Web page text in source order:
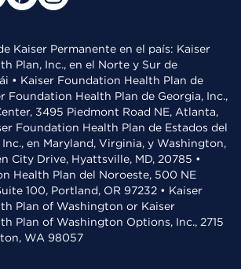
Kaiser Permanente en el país: Kaiser
Plan, Inc., en el Norte y Sur de
• Kaiser Foundation Health Plan de
Foundation Health Plan de Georgia, Inc.,
3495 Piedmont Road NE, Atlanta,
Foundation Health Plan de Estados del
en Maryland, Virginia, y Washington,
City Drive, Hyattsville, MD, 20785 •
Health Plan del Noroeste, 500 NE
100, Portland, OR 97232 • Kaiser
Plan of Washington or Kaiser
Plan of Washington Options, Inc., 2715
WA 98057